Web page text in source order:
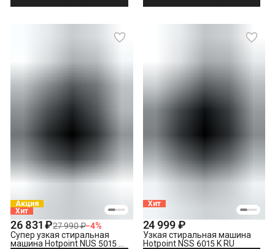
Акция
Хит
26 831 ₽27 990 ₽−4%
Супер узкая стиральная
машина Hotpoint NUS 5015 S
Хит
24 999 ₽
Узкая стиральная машина
Hotpoint NSS 6015 K RU